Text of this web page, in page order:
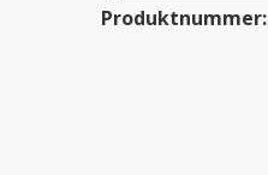
Produktnummer: